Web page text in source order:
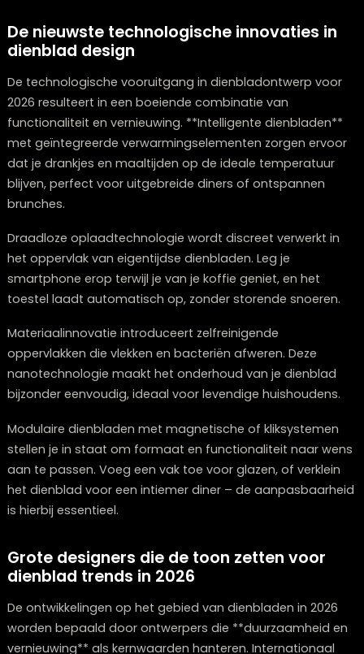
Dienbladen gebruiken als decoratieve
elementen
Dienbladen zijn uitermate flexibele **decoratieve
componenten** die je interieur direct verrijken. In de
woonkamer schep je een blikvanger door een
de salontafel te positioneren met een weloverwogen
zoals kaarsen, een kleine bloemenvaas en enkele
sierobjecten.
Op het aanrecht in de keuken zorg je voor een
indruk door keukenbenodigdheden zoals een oliefles,
kruidenpotten en een zoutvaatje te groeperen op
dienblad. Dit resulteert zowel in visuele harmonie als in
praktisch gebruiksgemak.
Op een dressoir of bijzettafel dient een dienblad als
fundament voor een seizoensgebonden presentatie.
Varieer met decoraties afhankelijk van het seizoen
de rest van je inrichting te hoeven wijzigen.
als kunstwerk. Met name exemplaren met reliëf of
boeiende patronen komen op deze manier
hun recht. Deze verrassende toepassing verleent je
interieur een persoonlijke signatuur.